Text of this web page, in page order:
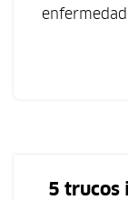
5 trucos